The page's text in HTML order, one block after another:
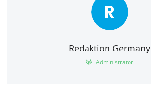
R
Redaktion Germany
Administrator